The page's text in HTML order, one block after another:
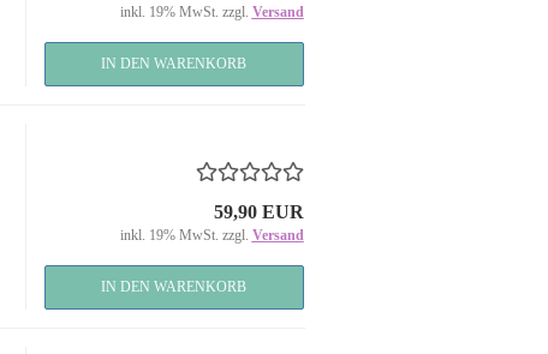
inkl. 19% MwSt. zzgl. Versand
IN DEN WARENKORB
59,90 EUR
inkl. 19% MwSt. zzgl. Versand
IN DEN WARENKORB